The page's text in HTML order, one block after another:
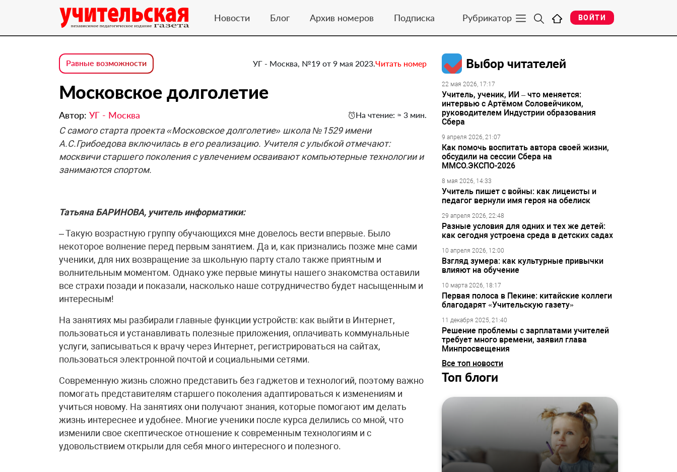
Новости Блог Архив номеров Подписка Рубрикатор ВОЙТИ
Равные возможности УГ - Москва, №19 от 9 мая 2023.Читать номер
Московское долголетие
Автор: УГ - Москва На чтение: ≈ 3 мин.
С самого старта проекта «Московское долголетие» школа №1529 имени
А.С.Грибоедова включилась в его реализацию. Учителя с улыбкой отмечают:
москвичи старшего поколения с увлечением осваивают компьютерные технологии и
занимаются спортом.
Татьяна БАРИНОВА, учитель информатики:
– Такую возрастную группу обучающихся мне довелось вести впервые. Было
некоторое волнение перед первым занятием. Да и, как признались позже мне сами
ученики, для них возвращение за школьную парту стало также приятным и
волнительным моментом. Однако уже первые минуты нашего знакомства оставили
все страхи позади и показали, насколько наше сотрудничество будет насыщенным и
интересным!
На занятиях мы разбирали главные функции устройств: как выйти в Интернет,
пользоваться и устанавливать полезные приложения, оплачивать коммунальные
услуги, записываться к врачу через Интернет, регистрироваться на сайтах,
пользоваться электронной почтой и социальными сетями.
Современную жизнь сложно представить без гаджетов и технологий, поэтому важно
помогать представителям старшего поколения адаптироваться к изменениям и
учиться новому. На занятиях они получают знания, которые помогают им делать
жизнь интереснее и удобнее. Многие ученики после курса делились со мной, что
изменили свое скептическое отношение к современным технологиям и с
удовольствием открыли для себя много интересного и полезного.
Выбор читателей
22 мая 2026, 17:17
Учитель, ученик, ИИ – что меняется:
интервью с Артёмом Соловейчиком,
руководителем Индустрии образования
Сбера
9 апреля 2026, 21:07
Как помочь воспитать автора своей жизни,
обсудили на сессии Сбера на
ММСО.ЭКСПО-2026
8 мая 2026, 14:33
Учитель пишет с войны: как лицеисты и
педагог вернули имя героя на обелиск
29 апреля 2026, 22:48
Разные условия для одних и тех же детей:
как сегодня устроена среда в детских садах
10 апреля 2026, 12:00
Взгляд зумера: как культурные привычки
влияют на обучение
10 марта 2026, 18:17
Первая полоса в Пекине: китайские коллеги
благодарят «Учительскую газету»
11 декабря 2025, 21:40
Решение проблемы с зарплатами учителей
требует много времени, заявил глава
Минпросвещения
Все топ новости
Топ блоги